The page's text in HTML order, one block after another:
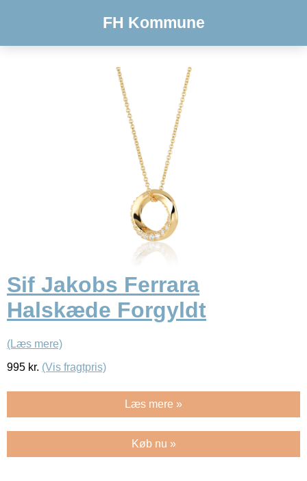
FH Kommune
Sif Jakobs Ferrara
Halskæde Forgyldt
(Læs mere)
995 kr. (Vis fragtpris)
Læs mere »
Køb nu »